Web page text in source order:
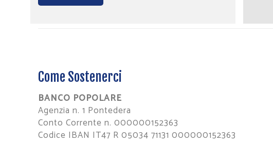
Come Sostenerci
BANCO POPOLARE
Agenzia n. 1 Pontedera
Conto Corrente n. 000000152363
Codice IBAN IT47 R 05034 71131 000000152363